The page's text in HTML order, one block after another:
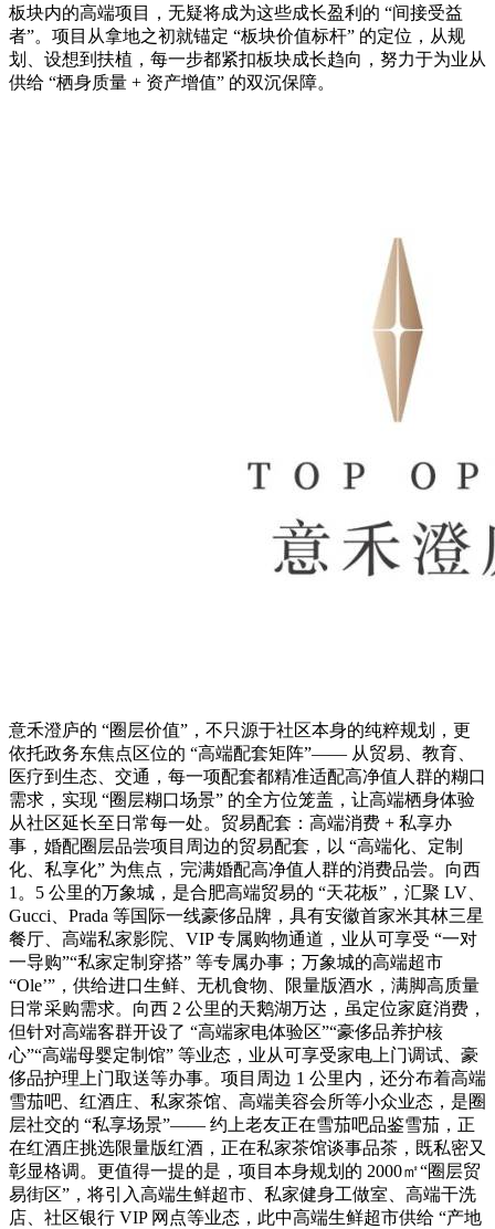
板块内的高端项目，无疑将成为这些成长盈利的 “间接受益
者”。项目从拿地之初就锚定 “板块价值标杆” 的定位，从规
划、设想到扶植，每一步都紧扣板块成长趋向，努力于为业从
供给 “栖身质量 + 资产增值” 的双沉保障。
意禾澄庐的 “圈层价值”，不只源于社区本身的纯粹规划，更
依托政务东焦点区位的 “高端配套矩阵”—— 从贸易、教育、
医疗到生态、交通，每一项配套都精准适配高净值人群的糊口
需求，实现 “圈层糊口场景” 的全方位笼盖，让高端栖身体验
从社区延长至日常每一处。贸易配套：高端消费 + 私享办
事，婚配圈层品尝项目周边的贸易配套，以 “高端化、定制
化、私享化” 为焦点，完满婚配高净值人群的消费品尝。向西
1。5 公里的万象城，是合肥高端贸易的 “天花板”，汇聚 LV、
Gucci、Prada 等国际一线豪侈品牌，具有安徽首家米其林三星
餐厅、高端私家影院、VIP 专属购物通道，业从可享受 “一对
一导购”“私家定制穿搭” 等专属办事；万象城的高端超市
“Ole’”，供给进口生鲜、无机食物、限量版酒水，满脚高质量
日常采购需求。向西 2 公里的天鹅湖万达，虽定位家庭消费，
但针对高端客群开设了 “高端家电体验区”“豪侈品养护核
心”“高端母婴定制馆” 等业态，业从可享受家电上门调试、豪
侈品护理上门取送等办事。项目周边 1 公里内，还分布着高端
雪茄吧、红酒庄、私家茶馆、高端美容会所等小众业态，是圈
层社交的 “私享场景”—— 约上老友正在雪茄吧品鉴雪茄，正
在红酒庄挑选限量版红酒，正在私家茶馆谈事品茶，既私密又
彰显格调。更值得一提的是，项目本身规划的 2000㎡“圈层贸
易街区”，将引入高端生鲜超市、私家健身工做室、高端干洗
店、社区银行 VIP 网点等业态，此中高端生鲜超市供给 “产地